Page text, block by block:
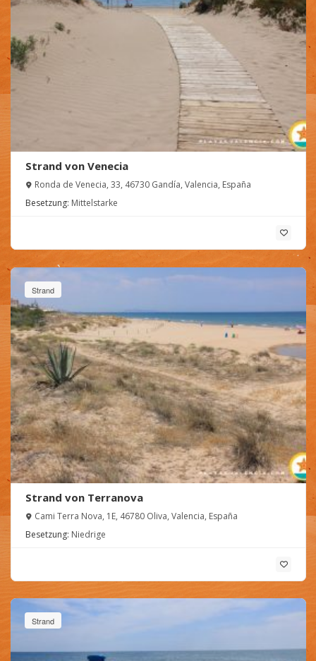
Strand von Venecia
Ronda de Venecia, 33, 46730 Gandía, Valencia, España
Besetzung: Mittelstarke
Strand
Strand von Terranova
Cami Terra Nova, 1E, 46780 Oliva, Valencia, España
Besetzung: Niedrige
Strand